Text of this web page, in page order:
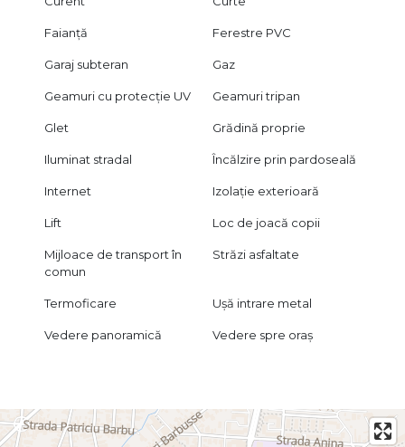
Faianță Ferestre PVC
Garaj subteran Gaz
Geamuri cu protecție UV Geamuri tripan
Glet Grădină proprie
Iluminat stradal Încălzire prin pardoseală
Internet Izolație exterioară
Lift Loc de joacă copii
Mijloace de transport în
comun
Străzi asfaltate
Termoficare Ușă intrare metal
Vedere panoramică Vedere spre oraș